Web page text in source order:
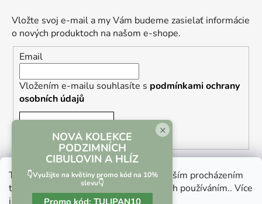
Tento web používá soubory cookie. Dalším procházením
tohoto webu vyjadřujete souhlas s jejich používáním.. Více
informacízde.
Vložte svoj e-mail a my Vám budeme zasielať informácie
o nových produktoch na našom e-shope.
Email
Vložením e-mailu souhlasíte s podmínkami ochrany
osobních údajů
×
NOVÁ KOLEKCE
PODZIMNÍCH
CIBULOVIN A HLÍZ
👇Využijte na květiny promo kód na 10%
slevu👇
Promo kód: TULIPAN10